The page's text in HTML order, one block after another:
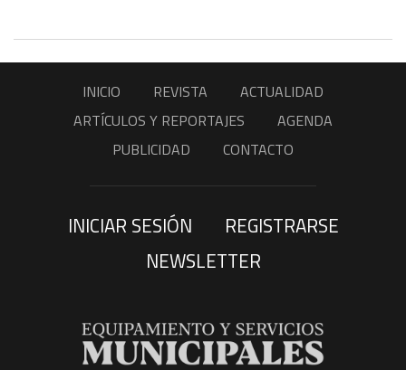
INICIO REVISTA
ACTUALIDAD
ARTÍCULOS Y REPORTAJES
AGENDA
PUBLICIDAD
CONTACTO
INICIAR SESIÓN
REGISTRARSE
NEWSLETTER